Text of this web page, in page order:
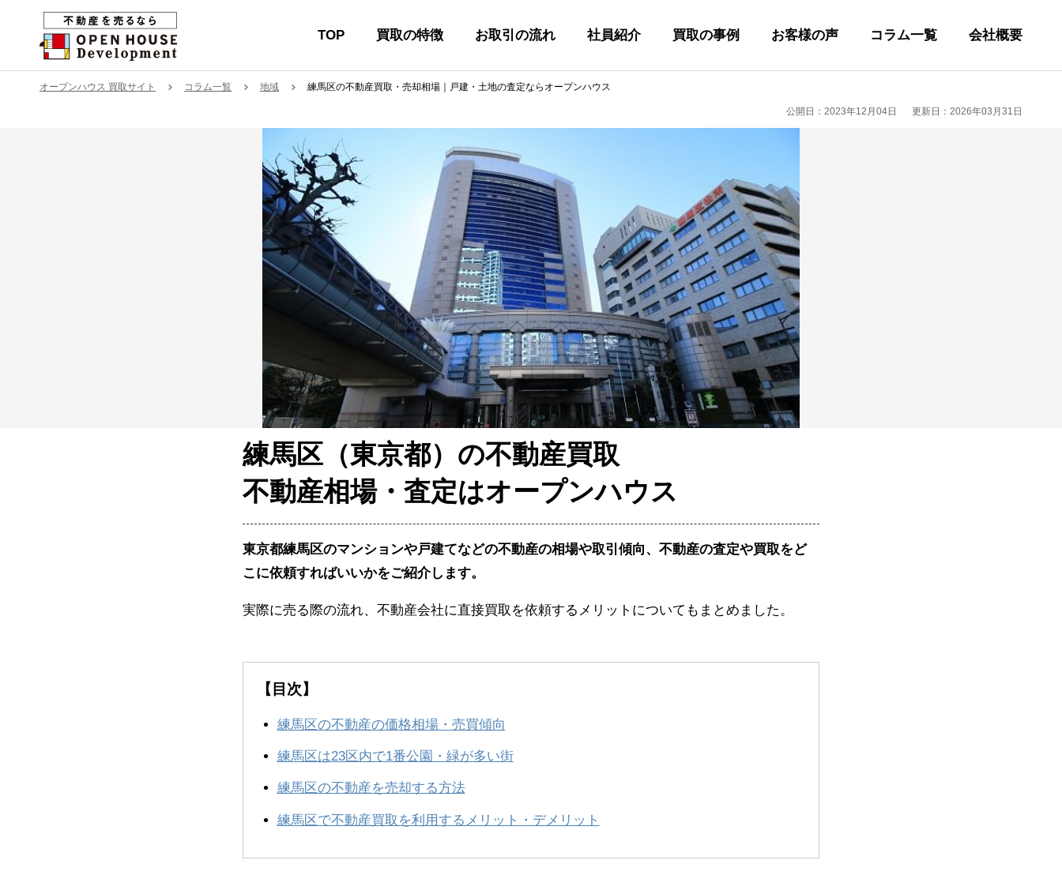
TOP 買取の特徴 お取引の流れ 社員紹介 買取の事例 お客様の声 コラム一覧 会社概要
オープンハウス 買取サイト コラム一覧 地域 練馬区の不動産買取・売却相場｜戸建・土地の査定ならオープンハウス
公開日：2023年12月04日 更新日：2026年03月31日
練馬区（東京都）の不動産買取
不動産相場・査定はオープンハウス
東京都練馬区のマンションや戸建てなどの不動産の相場や取引傾向、不動産の査定や買取をど
こに依頼すればいいかをご紹介します。
実際に売る際の流れ、不動産会社に直接買取を依頼するメリットについてもまとめました。
【目次】
練馬区の不動産の価格相場・売買傾向
練馬区は23区内で1番公園・緑が多い街
練馬区の不動産を売却する方法
練馬区で不動産買取を利用するメリット・デメリット